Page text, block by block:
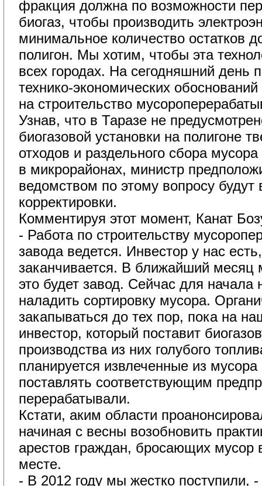
фракция должна по возможности
биогаз, чтобы производить
минимальное количество остатков
полигон. Мы хотим, чтобы эта
всех городах. На сегодняшний день
технико-экономических
на строительство
Узнав, что в Таразе не
биогазовой установки на полигоне
отходов и раздельного сбора
в микрорайонах, министр
ведомством по этому вопросу будут
корректировки.
Комментируя этот момент, Канат
- Работа по строительству
завода ведется. Инвестор у нас
заканчивается. В ближайший
это будет завод. Сейчас для
наладить сортировку мусора.
закапываться до тех пор, пока на
инвестор, который поставит
производства из них голубого
планируется извлеченные из мусора
поставлять соответствующим
перерабатывали.
Кстати, аким области
начиная с весны возобновить
арестов граждан, бросающих мусор
месте.
- В 2012 году мы жестко поступили,